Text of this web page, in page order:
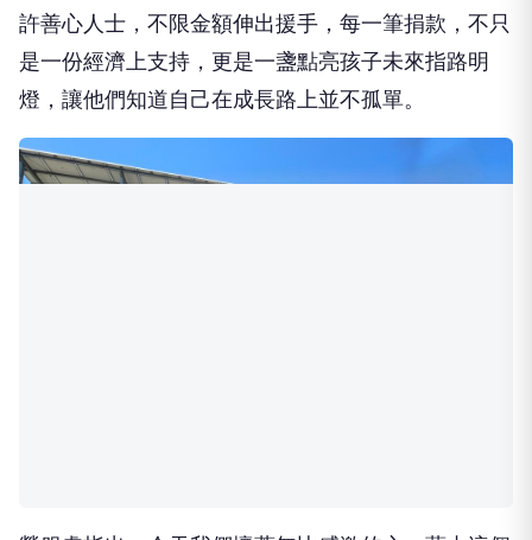
許善心人士，不限金額伸出援手，每一筆捐款，不只
是一份經濟上支持，更是一盞點亮孩子未來指路明
燈，讓他們知道自己在成長路上並不孤單。